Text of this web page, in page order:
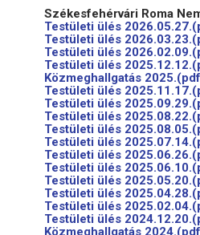
Székesfehérvári Roma
Testületi ülés
Testületi ülés
Testületi ülés
Testületi ülés
Közmeghallgatás
Testületi ülés
Testületi ülés
Testületi ülés
Testületi ülés
Testületi ülés
Testületi ülés
Testületi ülés
Testületi ülés
Testületi ülés
Testületi ülés
Testületi ülés
Közmeghallgatás